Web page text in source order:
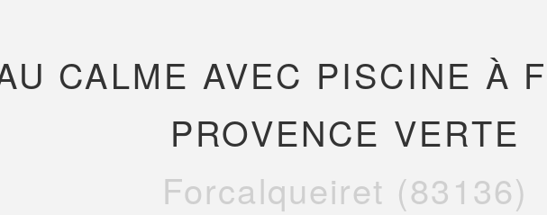
CALME AVEC PISCINE À
PROVENCE VERTE
Forcalqueiret (83136)